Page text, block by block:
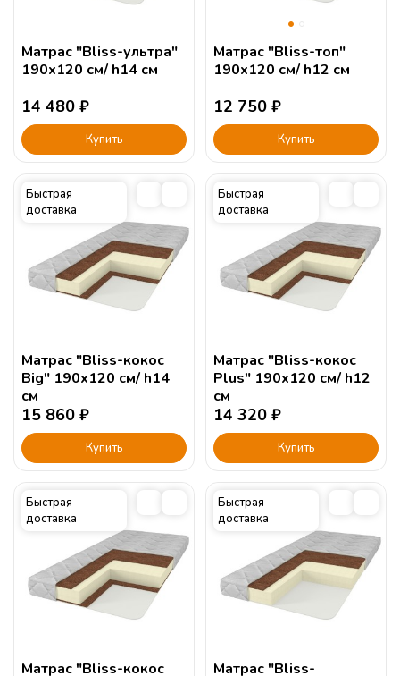
Матрас "Bliss-ультра"
190х120 см/ h14 см
14 480 ₽
Купить
Матрас "Bliss-топ"
190х120 см/ h12 см
12 750 ₽
Купить
Быстрая
доставка
Матрас "Bliss-кокос
Big" 190х120 см/ h14
см
15 860 ₽
Купить
Быстрая
доставка
Матрас "Bliss-кокос
Plus" 190х120 см/ h12
см
14 320 ₽
Купить
Быстрая
доставка
Матрас "Bliss-кокос
Быстрая
доставка
Матрас "Bliss-